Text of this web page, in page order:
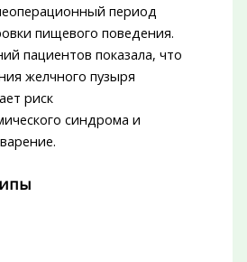
период
пищевого поведения.
пациентов показала, что
желчного пузыря
риск
синдрома и